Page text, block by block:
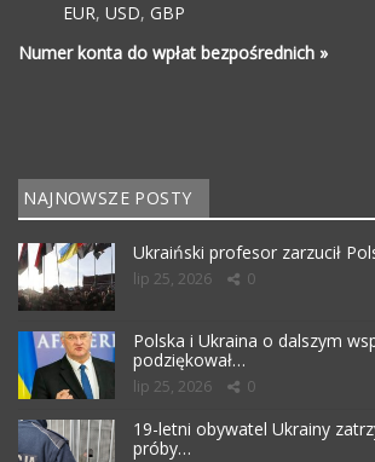
EUR, USD, GBP
Numer konta do wpłat bezpośrednich »
NAJNOWSZE POSTY
Ukraiński profesor zarzucił
lip 25, 2026 0
Polska i Ukraina o dalszym
podziękował…
lip 25, 2026 0
19-letni obywatel Ukrainy
próby…